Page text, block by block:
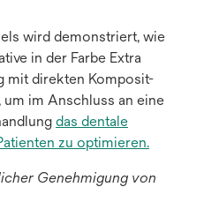
wird demonstriert, wie
in der Farbe Extra
mit direkten Komposit-
im Anschluss an eine
das dentale
zu optimieren.
Genehmigung von